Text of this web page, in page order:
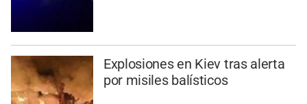
Explosiones en Kiev tras alerta
por misiles balísticos